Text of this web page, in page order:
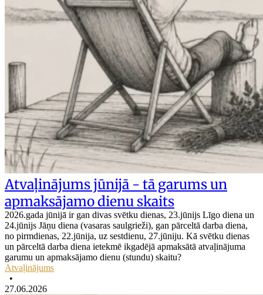
Atvaļinājums jūnijā - tā garums un
apmaksājamo dienu skaits
2026.gada jūnijā ir gan divas svētku dienas, 23.jūnijs Līgo diena un
24.jūnijs Jāņu diena (vasaras saulgrieži), gan pārceltā darba diena,
no pirmdienas, 22.jūnija, uz sestdienu, 27.jūniju. Kā svētku dienas
un pārceltā darba diena ietekmē ikgadējā apmaksātā atvaļinājuma
garumu un apmaksājamo dienu (stundu) skaitu?
Atvaļinājums
•
27.06.2026